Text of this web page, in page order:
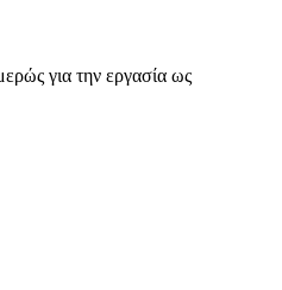
για την εργασία ως